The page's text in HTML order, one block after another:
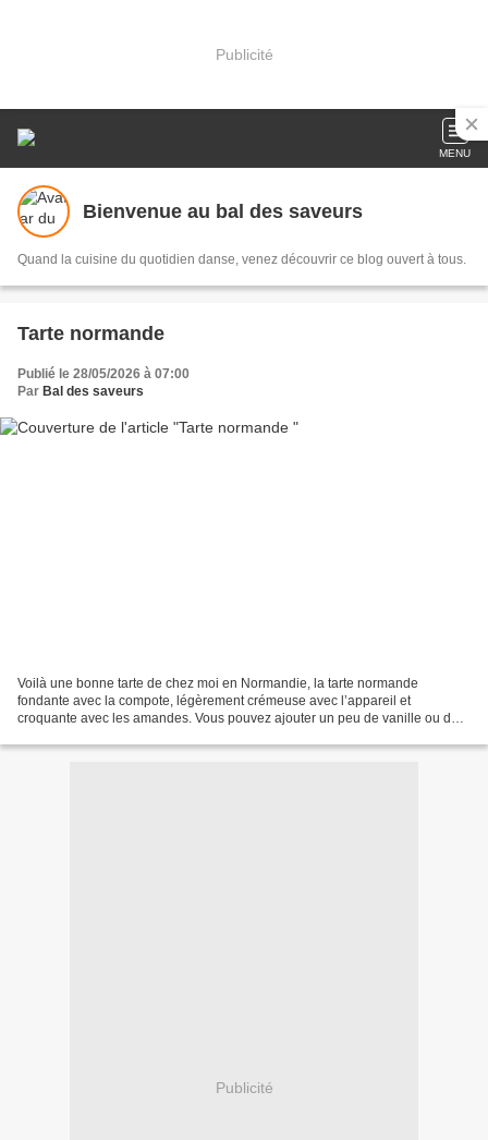
Publicité
MENU
Bienvenue au bal des saveurs
Quand la cuisine du quotidien danse, venez découvrir ce blog ouvert à tous.
Tarte normande
Publié le 28/05/2026 à 07:00
Par Bal des saveurs
Voilà une bonne tarte de chez moi en Normandie, la tarte normande
fondante avec la compote, légèrement crémeuse avec l’appareil et
croquante avec les amandes. Vous pouvez ajouter un peu de vanille ou de
Publicité